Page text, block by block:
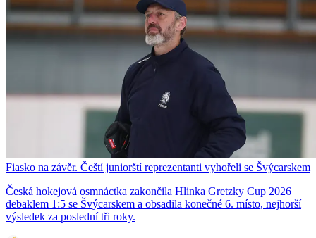
Fiasko na závěr. Čeští juniorští reprezentanti vyhořeli se Švýcarskem
Česká hokejová osmnáctka zakončila Hlinka Gretzky Cup 2026
debaklem 1:5 se Švýcarskem a obsadila konečné 6. místo, nejhorší
výsledek za poslední tři roky.